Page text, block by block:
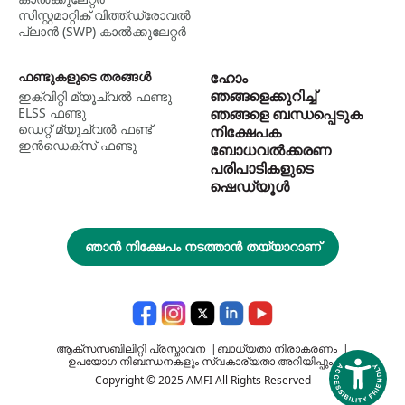
സിസ്റ്റമാറ്റിക് വിത്ത്ഡ്രോവൽ
പ്ലാൻ (SWP) കാൽക്കുലേറ്റർ
ഫണ്ടുകളുടെ തരങ്ങൾ
ഇക്വിറ്റി മ്യൂച്വൽ ഫണ്ടു
ELSS ഫണ്ടു
ഡെറ്റ് മ്യൂച്വല്‍ ഫണ്ട്
ഇന്‍ഡെക്സ് ഫണ്ടു
ഹോം
ഞങ്ങളെക്കുറിച്ച്
ഞങ്ങളെ ബന്ധപ്പെടുക
നിക്ഷേപക
ബോധവൽക്കരണ
പരിപാടികളുടെ
ഷെഡ്യൂൾ
ഞാൻ നിക്ഷേപം നടത്താൻ തയ്യാറാണ്
ആക്സസബിലിറ്റി പ്രസ്താവന | ബാധ്യതാ നിരാകരണം |
ഉപയോഗ നിബന്ധനകളും സ്വകാര്യതാ അറിയിപ്പും
Copyright © 2025 AMFI All Rights Reserved